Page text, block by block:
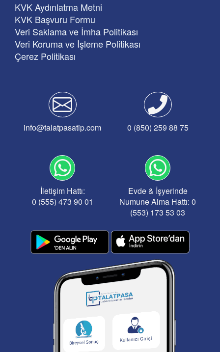
KVK Aydınlatma Metni
KVK Başvuru Formu
Veri Saklama ve İmha Politikası
Veri Koruma ve İşleme Politikası
Çerez Politikası
info@talatpasatip.com 0 (850) 259 88 75
İletişim Hattı:
0 (555) 473 90 01
Evde & İşyerinde
Numune Alma Hattı: 0
(553) 173 53 03